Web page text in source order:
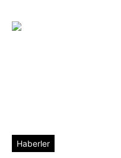
Haberler